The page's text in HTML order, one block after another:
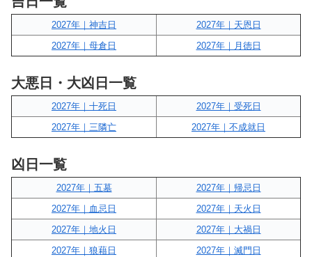
2027年｜神吉日
2027年｜天恩日
2027年｜母倉日
2027年｜月徳日
大悪日・大凶日一覧
2027年｜十死日
2027年｜受死日
2027年｜三隣亡
2027年｜不成就日
凶日一覧
2027年｜五墓
2027年｜帰忌日
2027年｜血忌日
2027年｜天火日
2027年｜地火日
2027年｜大禍日
2027年｜狼藉日
2027年｜滅門日